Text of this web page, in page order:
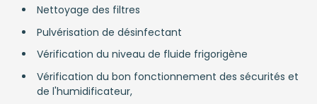
Nettoyage des filtres
Pulvérisation de désinfectant
Vérification du niveau de fluide frigorigène
Vérification du bon fonctionnement des sécurités et
de l'humidificateur,